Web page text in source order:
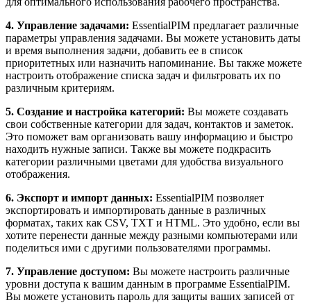
4. Управление задачами: EssentialPIM предлагает различные
параметры управления задачами. Вы можете установить даты
и время выполнения задачи, добавить ее в список
приоритетных или назначить напоминание. Вы также можете
настроить отображение списка задач и фильтровать их по
различным критериям.
5. Создание и настройка категорий: Вы можете создавать
свои собственные категории для задач, контактов и заметок.
Это поможет вам организовать вашу информацию и быстро
находить нужные записи. Также вы можете подкрасить
категории различными цветами для удобства визуального
отображения.
6. Экспорт и импорт данных: EssentialPIM позволяет
экспортировать и импортировать данные в различных
форматах, таких как CSV, TXT и HTML. Это удобно, если вы
хотите перенести данные между разными компьютерами или
поделиться ими с другими пользователями программы.
7. Управление доступом: Вы можете настроить различные
уровни доступа к вашим данным в программе EssentialPIM.
Вы можете установить пароль для защиты ваших записей от